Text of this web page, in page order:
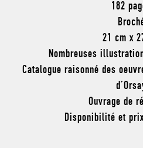
182
21 cm x
Nombreuses
Catalogue raisonné des
Ouvrage de
Disponibilité et